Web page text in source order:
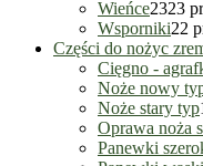
Wieńce2323
Wsporniki22
Części do nożyc
Cięgno -
Noże nowy
Noże stary typ
Oprawa noża
Panewki